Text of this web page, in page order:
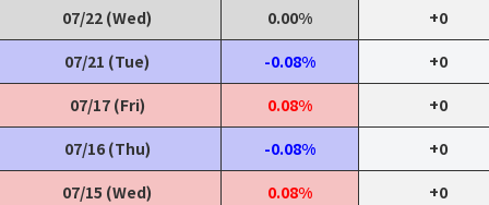
07/22 (Wed)
0.00%
+0
07/21 (Tue)
-0.08%
+0
07/17 (Fri)
0.08%
+0
07/16 (Thu)
-0.08%
+0
07/15 (Wed)
0.08%
+0